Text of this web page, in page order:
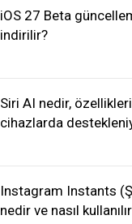
iOS 27 Beta
indirilir?
Siri AI nedir,
cihazlarda
Instagram Instants
nedir ve nasıl